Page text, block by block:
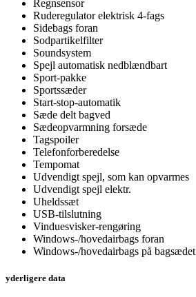
Regnsensor
Ruderegulator elektrisk 4-fags
Sidebags foran
Sodpartikelfilter
Soundsystem
Spejl automatisk nedblændbart
Sport-pakke
Sportssæder
Start-stop-automatik
Sæde delt bagved
Sædeopvarmning forsæde
Tagspoiler
Telefonforberedelse
Tempomat
Udvendigt spejl, som kan opvarmes
Udvendigt spejl elektr.
Uheldssæt
USB-tilslutning
Vinduesvisker-rengøring
Windows-/hovedairbags foran
Windows-/hovedairbags på bagsædet
yderligere data